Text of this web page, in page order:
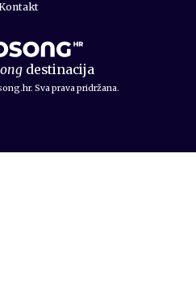
destinacija
Sva prava pridržana.